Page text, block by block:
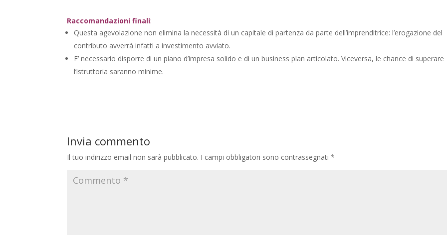
Raccomandazioni finali:
Questa agevolazione non elimina la necessità di un capitale di partenza da parte dell’imprenditrice: l’erogazione del
contributo avverrà infatti a investimento avviato.
E’ necessario disporre di un piano d’impresa solido e di un business plan articolato. Viceversa, le chance di superare
l’istruttoria saranno minime.
Invia commento
Il tuo indirizzo email non sarà pubblicato. I campi obbligatori sono contrassegnati*